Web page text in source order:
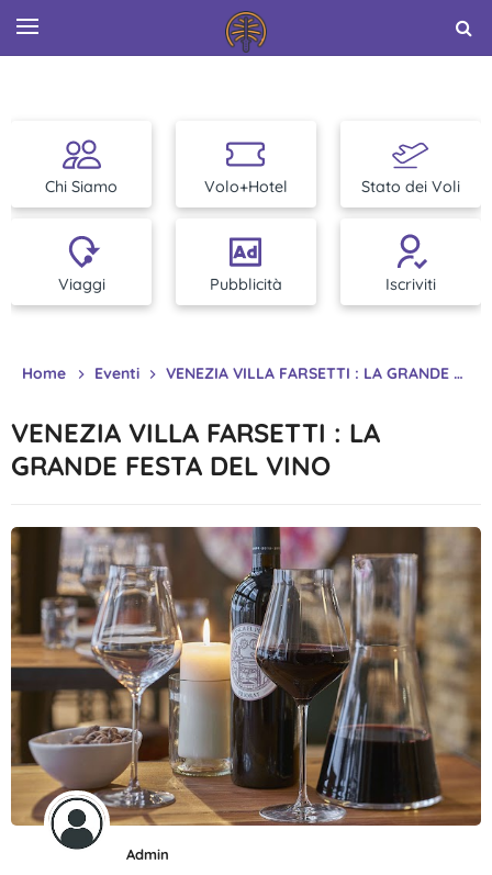
Chi Siamo Volo+Hotel Stato dei Voli
Viaggi Pubblicità Iscriviti
Home Eventi VENEZIA VILLA FARSETTI : LA GRANDE FESTA DEL VINO
VENEZIA VILLA FARSETTI : LA
GRANDE FESTA DEL VINO
Admin